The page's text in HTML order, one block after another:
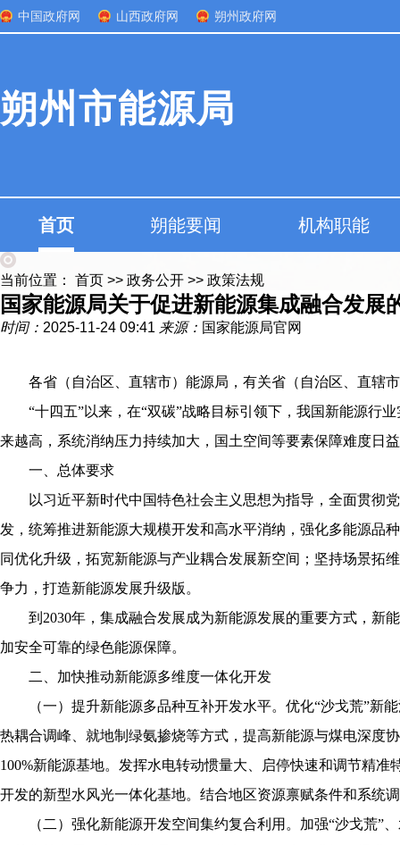
中国政府网 山西政府网 朔州政府网
朔州市能源局
首页 朔能要闻 机构职能
当前位置： 首页 >> 政务公开 >> 政策法规
国家能源局关于促进新能源集成融合发展
时间： 2025-11-24 09:41 来源： 国家能源局官网
各省（自治区、直辖市）能源局，有关省（自治区、直辖
“十四五”以来，在“双碳”战略目标引领下，我国新能源行
来越高，系统消纳压力持续加大，国土空间等要素保障难度日
一、总体要求
以习近平新时代中国特色社会主义思想为指导，全面贯彻
发，统筹推进新能源大规模开发和高水平消纳，强化多能源品
同优化升级，拓宽新能源与产业耦合发展新空间；坚持场景拓
争力，打造新能源发展升级版。
到 2030年，集成融合发展成为新能源发展的重要方式，新
加安全可靠的绿色能源保障。
二、加快推动新能源多维度一体化开发
（一）提升新能源多品种互补开发水平。优化“沙戈荒”
热耦合调峰、就地制绿氨掺烧等方式，提高新能源与煤电深度
100%新能源基地。发挥水电转动惯量大、启停快速和调节精
开发的新型水风光一体化基地。结合地区资源禀赋条件和系统
（二）强化新能源开发空间集约复合利用。加强“沙戈荒